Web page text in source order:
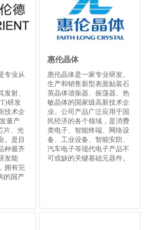
专业从
发射、
研发
技术企
量产
片、光
。是目
种最齐
发能
拥有完
的国产
惠伦晶体
惠伦晶体是一家专业研发、
生产和销售新型表面贴装石
英晶体谐振器、振荡器、热
敏晶体的国家级高新技术企
业。公司产品广泛应用于国
民经济的各个领域，是消费
类电子、智能终端、网络设
备、工业设备、智能安防、
汽车电子等现代电子产品不
可或缺的关键基础元器件。